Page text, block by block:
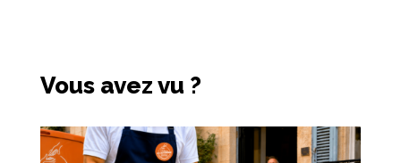
Vous avez vu ?